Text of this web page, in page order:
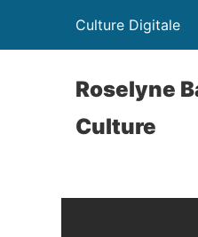
Culture Digitale
Roselyne
Culture